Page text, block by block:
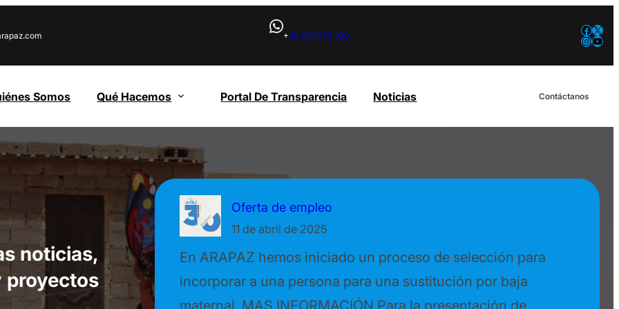
+34 976 574 330 Facebook X
InstagramYouTube
Somos Qué Hacemos Portal De Transparencia Noticias Contáctanos
noticias,
proyectos
Oferta de empleo
11 de abril de 2025
En ARAPAZ hemos iniciado un proceso de selección para
incorporar a una persona para una sustitución por baja
maternal. MAS INFORMACIÓN Para la presentación de